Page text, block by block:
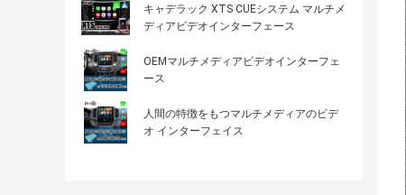
キャデラック XTS CUEシステム マルチメ
ディアビデオインターフェース
OEMマルチメディアビデオインターフェ
ース
人間の特徴をもつマルチメディアのビデ
オ インターフェイス